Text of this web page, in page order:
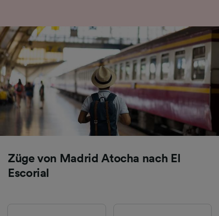
Züge von Madrid Atocha nach El
Escorial
Personalisierte Werbung und Inhalte, Messung
von Werbeleistung und der Performance von
Inhalten, Zielgruppenforschung sowie
Entwicklung und Verbesserung von
Angeboten.
Liste der Partner (Lieferanten)